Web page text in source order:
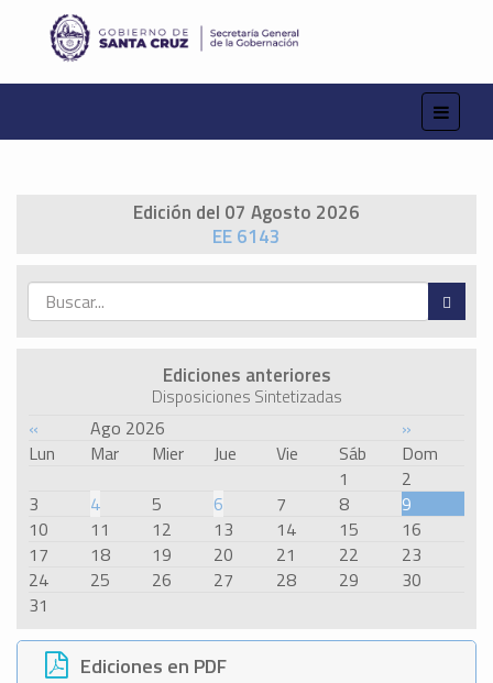
Edición del 07 Agosto 2026
EE 6143
Ediciones anteriores
Disposiciones Sintetizadas
« Ago 2026
»
Lun
Mar Mier Jue Vie Sáb
Dom
1
2
3
4 5 6 7 8
9
10
11 12 13 14 15
16
17
18 19 20 21 22
23
24
25 26 27 28 29
30
31
Ediciones en PDF